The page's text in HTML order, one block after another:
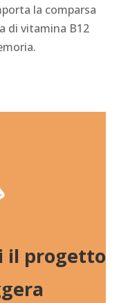
la comparsa
di vitamina B12
il progetto